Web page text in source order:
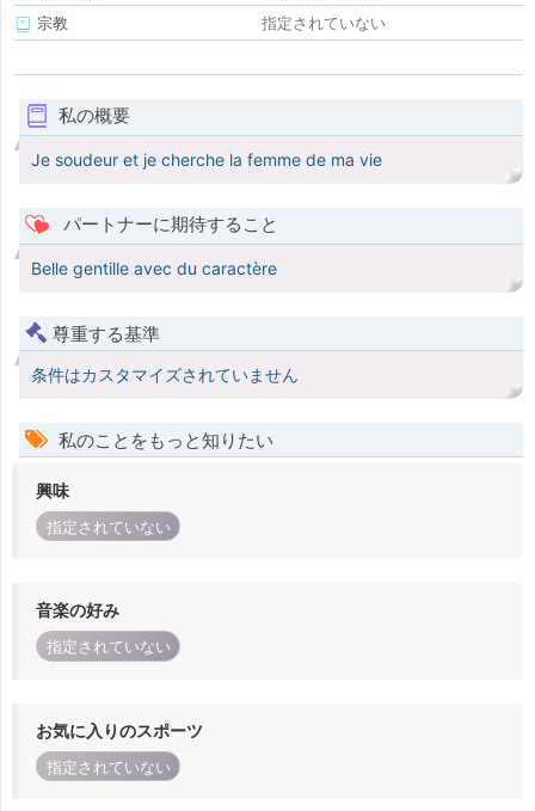
宗教
指定されていない
私の概要
Je soudeur et je cherche la femme de ma vie
パートナーに期待すること
Belle gentille avec du caractère
尊重する基準
条件はカスタマイズされていません
私のことをもっと知りたい
興味
指定されていない
音楽の好み
指定されていない
お気に入りのスポーツ
指定されていない